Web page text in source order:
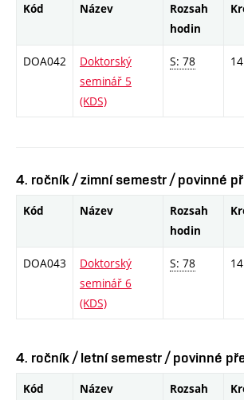
Kód Název
Rozsah
hodin
DOA042
Doktorský
seminář 5
(KDS)
S: 78 14
4. ročník / zimní semestr / povinné
Kód Název
Rozsah
hodin
DOA043
Doktorský
seminář 6
(KDS)
S: 78 14
4. ročník / letní semestr / povinné
Kód Název
Rozsah